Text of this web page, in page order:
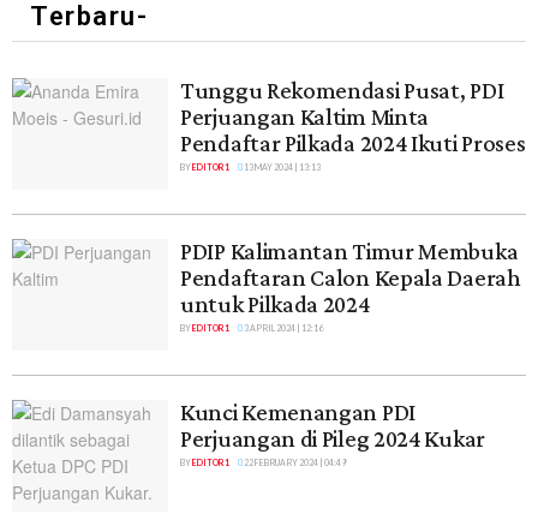
Terbaru-
Tunggu Rekomendasi Pusat, PDI
Perjuangan Kaltim Minta
Pendaftar Pilkada 2024 Ikuti Proses
BY EDITOR 1 13 MAY 2024 | 13:13
PDIP Kalimantan Timur Membuka
Pendaftaran Calon Kepala Daerah
untuk Pilkada 2024
BY EDITOR 1 3 APRIL 2024 | 12:16
Kunci Kemenangan PDI
Perjuangan di Pileg 2024 Kukar
BY EDITOR 1 22 FEBRUARY 2024 | 04:49